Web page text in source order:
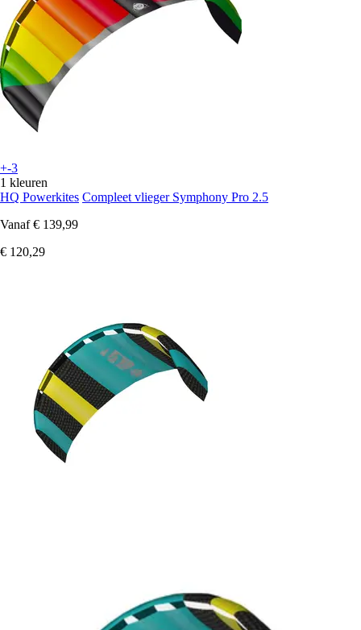
+-3
1 kleuren
HQ Powerkites Compleet vlieger Symphony Pro 2.5
Vanaf € 139,99
€ 120,29